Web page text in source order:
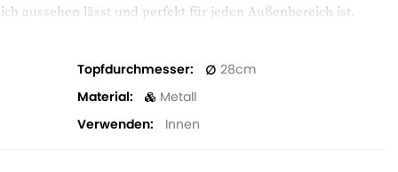
aussehen lässt und perfekt für jeden Außenbereich ist.
leicht zu transportieren, während die robuste Konstruktion
Stopfen. Das eröffnet Möglichkeiten in vielen Bereichen.
Topfdurchmesser
28
Material
Metall
Verwenden Innen